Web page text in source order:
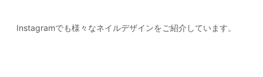
Instagramでも様々なネイルデザインをご紹介しています。